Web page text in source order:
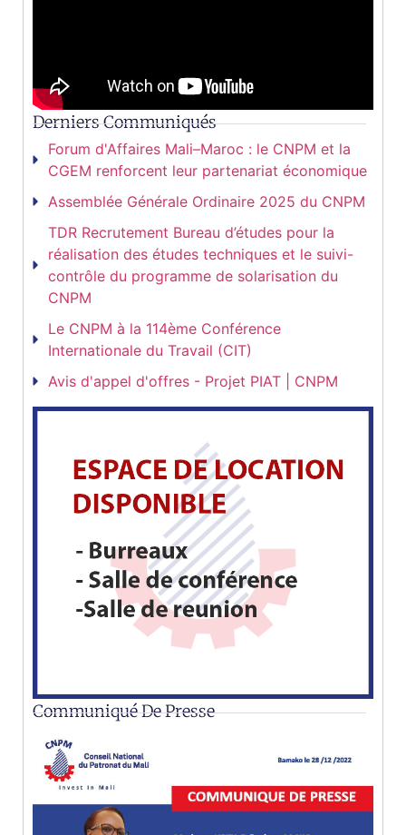
Derniers Communiqués
Forum d'Affaires Mali–Maroc : le CNPM et la
CGEM renforcent leur partenariat économique
Assemblée Générale Ordinaire 2025 du CNPM
TDR Recrutement Bureau d’études pour la
réalisation des études techniques et le suivi-
contrôle du programme de solarisation du
CNPM
Le CNPM à la 114ème Conférence
Internationale du Travail (CIT)
Avis d'appel d'offres - Projet PIAT | CNPM
Communiqué De Presse